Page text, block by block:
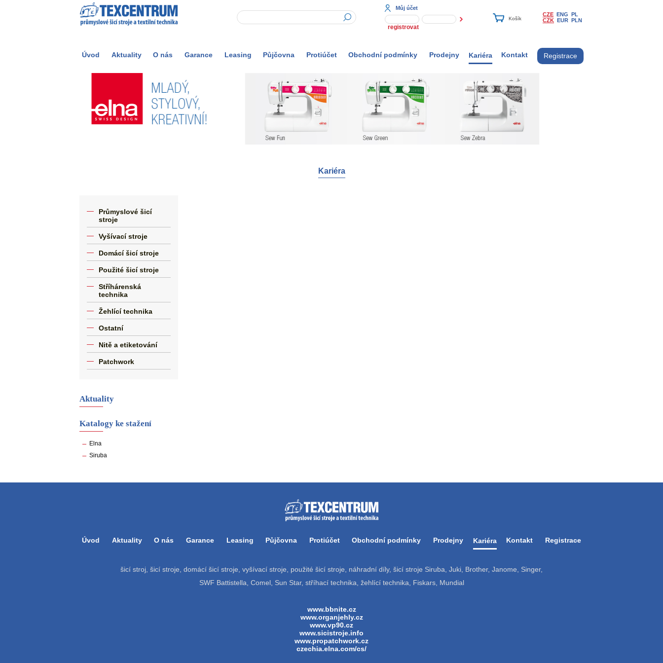
Můj účet
registrovat
CZE ENG PL
CZK EUR PLN
Úvod Aktuality O nás Garance Leasing Půjčovna Protiúčet Obchodní podmínky Prodejny Kariéra Kontakt Registrace
Kariéra
Průmyslové šicí
stroje
Vyšívací stroje
Domácí šicí stroje
Použité šicí stroje
Stříhárenská
technika
Žehlící technika
Ostatní
Nitě a etiketování
Patchwork
Aktuality
Katalogy ke stažení
Elna
Siruba
Úvod Aktuality O nás Garance Leasing Půjčovna Protiúčet Obchodní podmínky Prodejny Kariéra Kontakt Registrace
šicí stroj, šicí stroje, domácí šicí stroje, vyšívací stroje, použité šicí stroje, náhradní díly, šicí stroje Siruba, Juki, Brother, Janome, Singer,
SWF Battistella, Comel, Sun Star, stříhací technika, žehlící technika, Fiskars, Mundial
www.bbnite.cz
www.organjehly.cz
www.vp90.cz
www.sicistroje.info
www.propatchwork.cz
czechia.elna.com/cs/